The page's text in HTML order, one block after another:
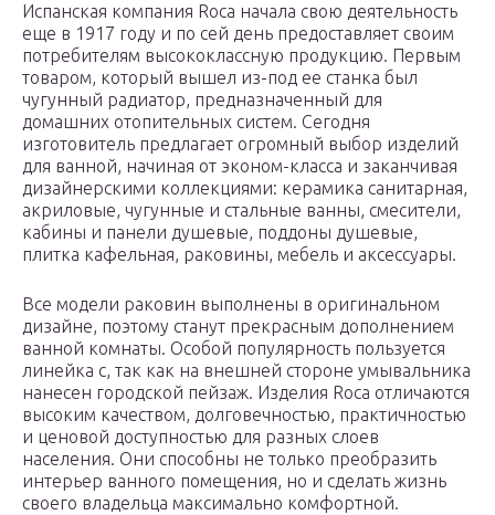
Испанская компания Roca начала свою деятельность
еще в 1917 году и по сей день предоставляет своим
потребителям высококлассную продукцию. Первым
товаром, который вышел из-под ее станка был
чугунный радиатор, предназначенный для
домашних отопительных систем. Сегодня
изготовитель предлагает огромный выбор изделий
для ванной, начиная от эконом-класса и заканчивая
дизайнерскими коллекциями: керамика санитарная,
акриловые, чугунные и стальные ванны, смесители,
кабины и панели душевые, поддоны душевые,
плитка кафельная, раковины, мебель и аксессуары.
Все модели раковин выполнены в оригинальном
дизайне, поэтому станут прекрасным дополнением
ванной комнаты. Особой популярность пользуется
линейка c, так как на внешней стороне умывальника
нанесен городской пейзаж. Изделия Roca отличаются
высоким качеством, долговечностью, практичностью
и ценовой доступностью для разных слоев
населения. Они способны не только преобразить
интерьер ванного помещения, но и сделать жизнь
своего владельца максимально комфортной.